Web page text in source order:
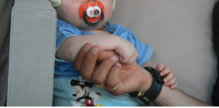
MONROZIER
ARCACHON